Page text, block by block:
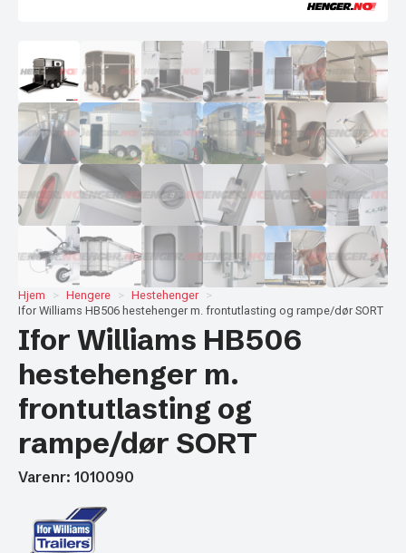
Hjem Hengere
Hestehenger
Ifor Williams HB506 hestehenger m. frontutlasting og rampe/dør SORT
Ifor Williams HB506
hestehenger m.
frontutlasting og
rampe/dør SORT
Varenr: 1010090